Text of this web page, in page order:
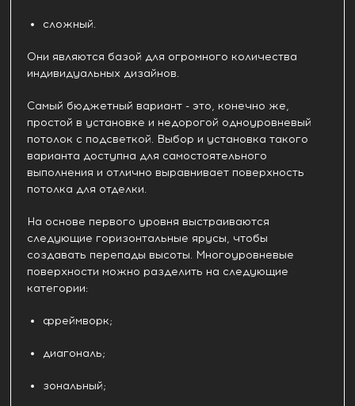
сложный.
Они являются базой для огромного количества
индивидуальных дизайнов.
Самый бюджетный вариант - это, конечно же,
простой в установке и недорогой одноуровневый
потолок с подсветкой. Выбор и установка такого
варианта доступна для самостоятельного
выполнения и отлично выравнивает поверхность
потолка для отделки.
На основе первого уровня выстраиваются
следующие горизонтальные ярусы, чтобы
создавать перепады высоты. Многоуровневые
поверхности можно разделить на следующие
категории:
фреймворк;
диагональ;
зональный;